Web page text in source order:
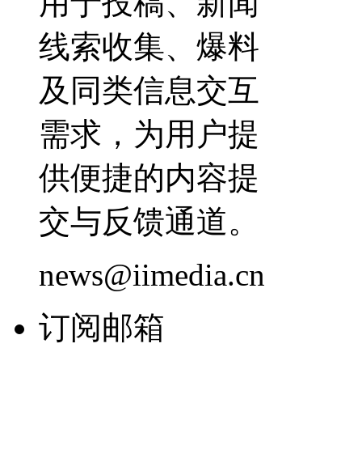
线索收集、爆料
及同类信息交互
需求，为用户提
供便捷的内容提
交与反馈通道。
news@iimedia.cn
订阅邮箱